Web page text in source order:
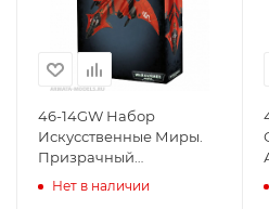
46-14GW Набор
Искусственные Миры.
Призрачный
Истребитель Болиголов
Нет в наличии